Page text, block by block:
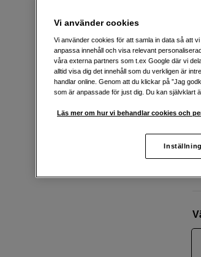
Vi använder cookies
Vi använder cookies för att samla in data så att
anpassa innehåll och visa relevant
våra externa partners som t.ex Google där vi
alltid visa dig det innehåll som du verkligen är
handlar online. Genom att du klickar på ”Jag
som är anpassade för just dig. Du kan självklart
Läs mer om hur vi behandlar cookies och